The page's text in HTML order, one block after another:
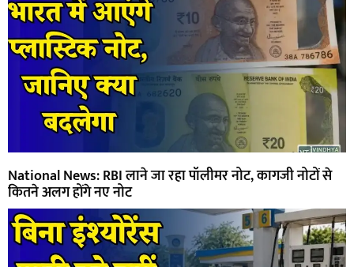
National News: RBI लाने जा रहा पॉलीमर नोट, कागजी नोटों से
कितने अलग होंगे नए नोट